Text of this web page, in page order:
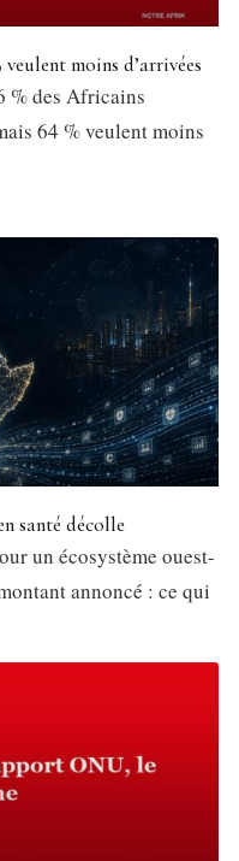
moins d’arrivées
% des Africains
64 % veulent moins
santé décolle
un écosystème ouest-
annoncé : ce qui